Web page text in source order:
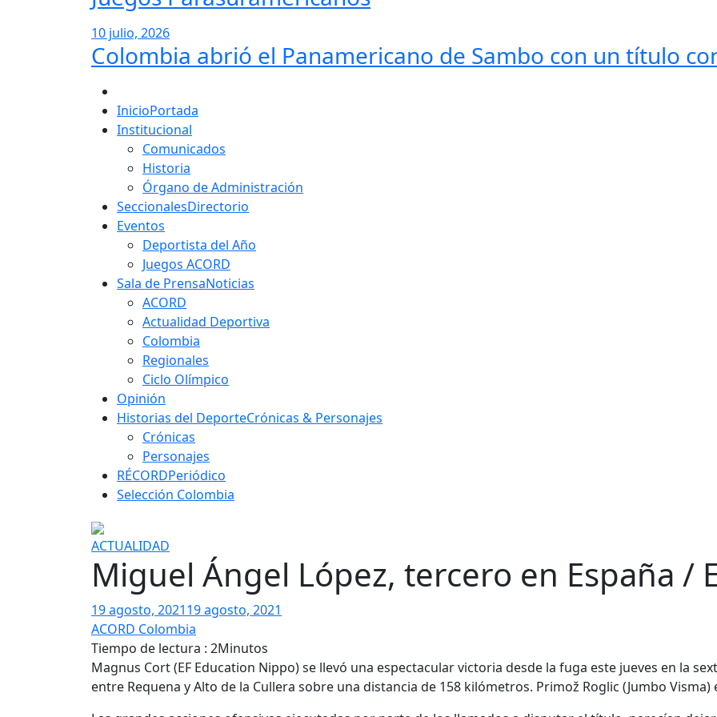
10 julio, 2026
Colombia abrió el Panamericano de Sambo con un título
Menú
principal
InicioPortada
Institucional
Comunicados
Historia
Órgano de Administración
SeccionalesDirectorio
Eventos
Deportista del Año
Juegos ACORD
Sala de PrensaNoticias
ACORD
Actualidad Deportiva
Colombia
Regionales
Ciclo Olímpico
Opinión
Historias del DeporteCrónicas & Personajes
Crónicas
Personajes
RÉCORDPeriódico
Selección Colombia
ACTUALIDAD
Miguel Ángel López, tercero en España /
19 agosto, 202119 agosto, 2021
ACORD Colombia
Tiempo de lectura : 2Minutos
Magnus Cort (EF Education Nippo) se llevó una espectacular victoria desde la fuga este jueves en la
entre Requena y Alto de la Cullera sobre una distancia de 158 kilómetros. Primož Roglic (Jumbo Visma)